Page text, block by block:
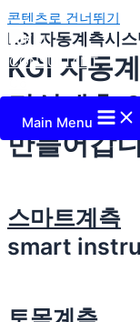
콘텐츠로 건너뛰기
Main Menu
KGI 자동계측시스
KGI 자동
건설계측
만들어갑
스마트계측
smart